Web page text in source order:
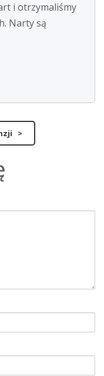
i otrzymaliśmy
Narty są
>